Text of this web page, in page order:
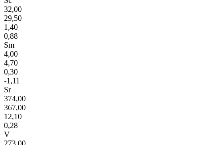
32,00
29,50
1,40
0,88
Sm
4,00
4,70
0,30
-1,11
Sr
374,00
367,00
12,10
0,28
V
273,00